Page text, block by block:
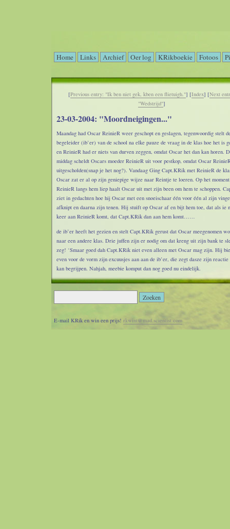
Home Links Archief Oer log KRikboekie Fotoos
[Previous entry: "Ik ben niet gek, kben een flietuigh."] [Index] [Next
"Wedstrijd"]
23-03-2004: "Moordneigingen..."
Maandag had Oscar ReinieR weer geschopt en geslagen, tegenwoordig stelt
begeleider (ib’er) van de school na elke pauze de vraag in de klas hoe het is
en ReinieR had er niets van durven zeggen, omdat Oscar het dan kan horen.
middag scheldt Oscars moeder ReinieR uit voor pestkop, omdat Oscar
uitgescholden(snap je het nog?). Vandaag Ging Capt.KRik met ReinieR de
Oscar zat er al op zijn geniepige wijze naar Reintje te loeren. Op het
ReinieR langs hem liep haalt Oscar uit met zijn been om hem te schoppen.
ziet in gedachten hoe hij Oscar met een snoeischaar één voor één al zijn
afknipt en daarna zijn tenen. Hij stuift op Oscar af en bijt hem toe, dat als ie
keer aan ReinieR komt, dat Capt.KRik dan aan hem komt……
de ib’er heeft het gezien en stelt Capt.KRik gerust dat Oscar meegenomen
naar een andere klas. Drie juffen zijn er nodig om dat kreng uit zijn bank te
zeg! ‘Smaar goed dah Capt.KRik niet even alleen met Oscar mag zijn. Hij
even voor de vorm zijn excuusjes aan aan de ib’er, die zegt dasze zijn reactie
kan begrijpen. Nahjah, meebie komput dan nog goed nu eindelijk.
Daarna weer lekker renne med Sacco, we gingen looptreene, hakkebille,
dwars lope en nog meer oefeningetjes, maar ook rondje Schellinkhout, in
anderhalf uur. Was errugh goed voor het humeur in elk geval.
E-mail KRik en win een prijs! rkwint@mad.scientist.com